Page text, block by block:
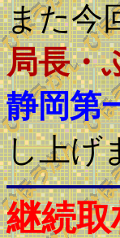
また今
局長・
静岡第
し上げ
継続